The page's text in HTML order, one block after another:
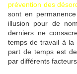
prévention des
sont en
illusion pour de
derniers ne
temps de travail à la
part de temps est
par différents